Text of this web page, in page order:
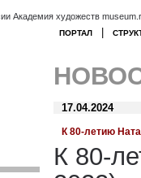
Академия художеств
ПОРТАЛ
17.04.2024
К 80-летию
К 80-